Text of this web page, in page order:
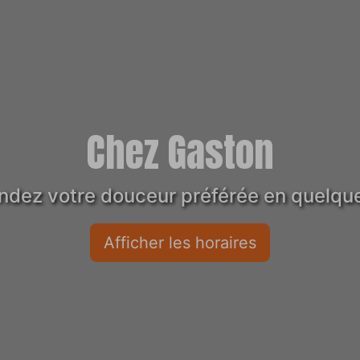
Chez Gaston
votre douceur préférée en
Afficher les horaires